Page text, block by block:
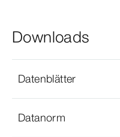
Downloads
Datenblätter
Datanorm